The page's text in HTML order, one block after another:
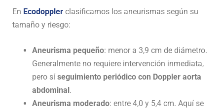
En Ecodoppler clasificamos los aneurismas según su
tamaño y riesgo:
Aneurisma pequeño: menor a 3,9 cm de diámetro.
Generalmente no requiere intervención inmediata,
pero sí seguimiento periódico con Doppler aorta
abdominal.
Aneurisma moderado: entre 4,0 y 5,4 cm. Aquí se